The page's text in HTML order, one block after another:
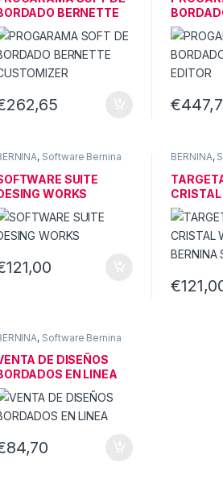
BERNETTE
262,65
EDITOR
€
, Software Bernina
SUITE
WORKS
121,00
BERNINA,
BERNINA
€
, Software Bernina
DE DISEÑOS
EN LINEA
84,70